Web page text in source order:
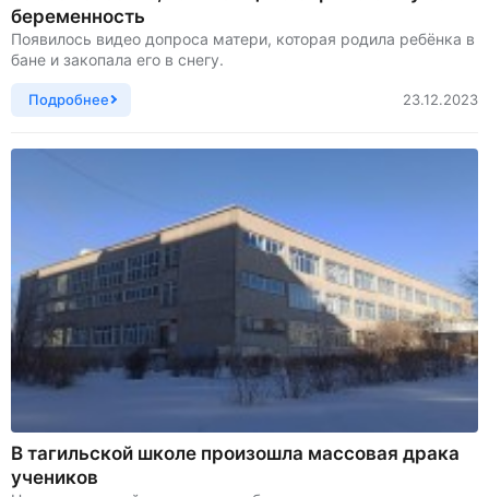
беременность
Появилось видео допроса матери, которая родила ребёнка в
бане и закопала его в снегу.
Подробнее 23.12.2023
В тагильской школе произошла массовая драка
учеников